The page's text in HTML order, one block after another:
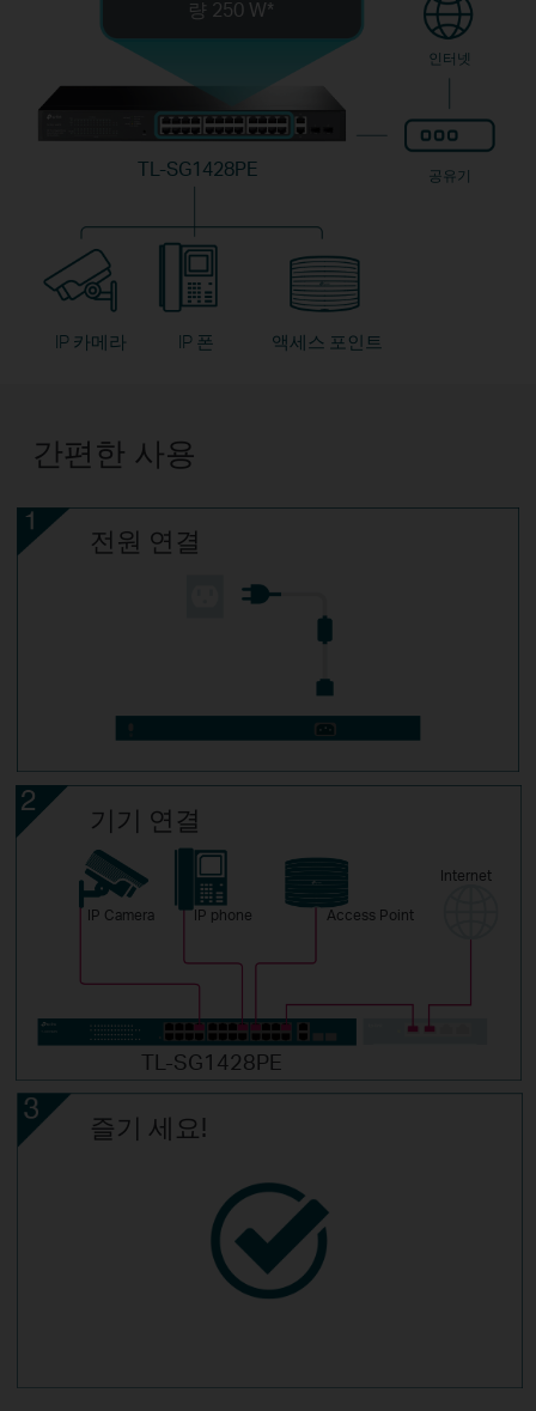
량 250 W*
TL-SG1428PE 공유기
인터넷
IP 카메라 IP 폰 액세스 포인트
간편한 사용
전원 연결
기기 연결
IP Camera IP phone Access Point
Internet
TL-SG1428PE
즐기 세요!